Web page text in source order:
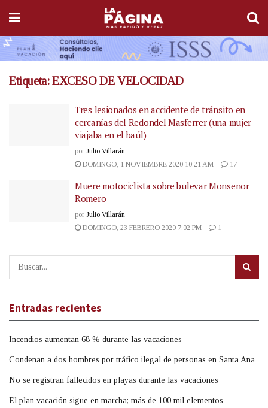
Etiqueta:EXCESO DE VELOCIDAD
Tres lesionados en accidente de tránsito en
cercanías del Redondel Masferrer (una mujer
viajaba en el baúl)
por Julio Villarán
DOMINGO, 1 NOVIEMBRE 2020 10:21 AM
17
Muere motociclista sobre bulevar Monseñor
Romero
por Julio Villarán
DOMINGO, 23 FEBRERO 2020 7:02 PM
1
Entradas recientes
Incendios aumentan 68 % durante las vacaciones
Condenan a dos hombres por tráfico ilegal de personas en Santa Ana
No se registran fallecidos en playas durante las vacaciones
El plan vacación sigue en marcha; más de 100 mil elementos